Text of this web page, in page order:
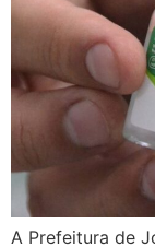
A Prefeitura de